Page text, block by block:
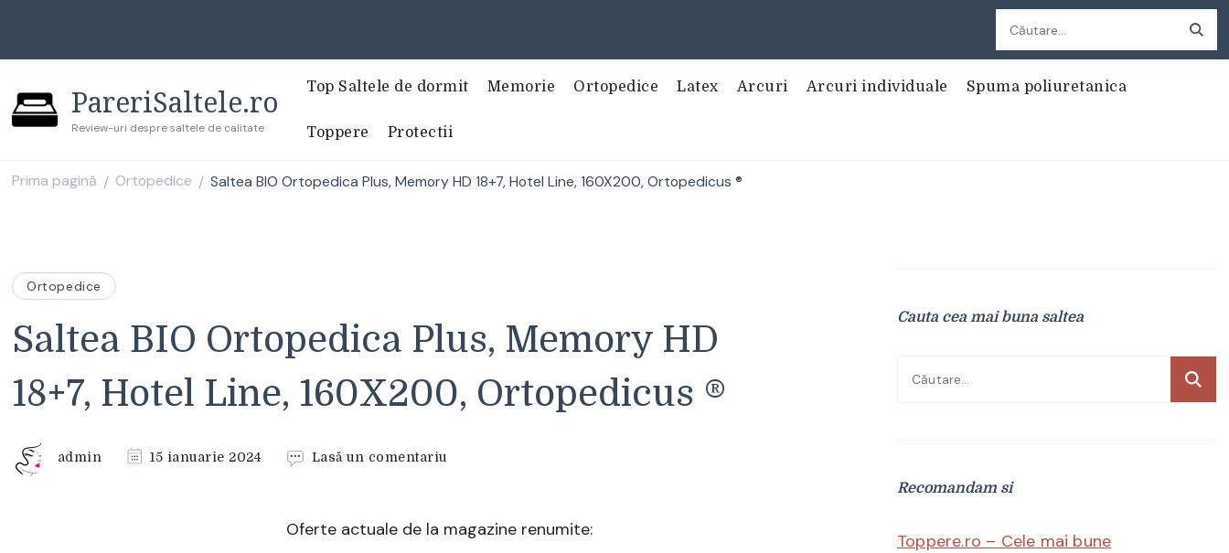
Caută
după:
PareriSaltele.ro
Review-uri despre saltele de calitate
Top Saltele de dormit Memorie Ortopedice Latex Arcuri Arcuri individuale Spuma poliuretanica
Toppere Protectii
Prima pagină / Ortopedice / Saltea BIO Ortopedica Plus, Memory HD 18+7, Hotel Line, 160X200, Ortopedicus ®
Ortopedice
Saltea BIO Ortopedica Plus, Memory HD
18+7, Hotel Line, 160X200, Ortopedicus ®
admin 15 ianuarie 2024 Lasă un comentariu
Plus,
Oferte actuale de la magazine renumite:
Cauta cea mai buna saltea
Caută
Recomandam si
Toppere.ro – Cele mai bune